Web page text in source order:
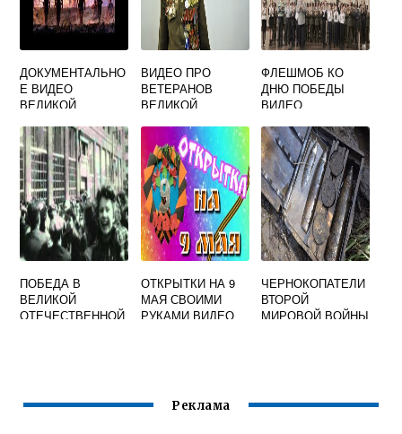
ДОКУМЕНТАЛЬНО
Е ВИДЕО
ВЕЛИКОЙ
ВОЙНЫ 1941 1945
ВИДЕО ПРО
ВЕТЕРАНОВ
ВЕЛИКОЙ
ВОЙНЫ
ФЛЕШМОБ КО
ДНЮ ПОБЕДЫ
ВИДЕО
ПОБЕДА В
ВЕЛИКОЙ
ОТЕЧЕСТВЕННОЙ
ОТКРЫТКИ НА 9
МАЯ СВОИМИ
РУКАМИ ВИДЕО
ЧЕРНОКОПАТЕЛИ
ВТОРОЙ
МИРОВОЙ ВОЙНЫ
Реклама